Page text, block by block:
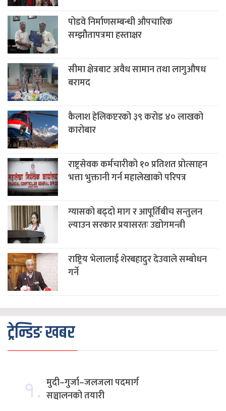
पोडवे निर्माणसम्बन्धी औपचारिक
सम्झौतापत्रमा हस्ताक्षर
सीमा क्षेत्रबाट अवैध सामान तथा लागुऔषध
बरामद
कैलाश हेलिकप्टरको ३९ करोड ४० लाखको
कारोबार
राष्ट्रसेवक कर्मचारीको १० प्रतिशत प्रोत्साहन
भत्ता भुक्तानी गर्न महालेखाको परिपत्र
ग्यासको बढ्दो माग र आपूर्तिबीच सन्तुलन
ल्याउन सरकार प्रयासरतः उद्योगमन्त्री
राष्ट्रिय भेलालाई शेरबहादुर देउवाले सम्बोधन
गर्ने
ट्रेन्डिङ खबर
१. मुदी–गुर्जा–जलजला पदमार्ग
सञ्चालनको तयारी